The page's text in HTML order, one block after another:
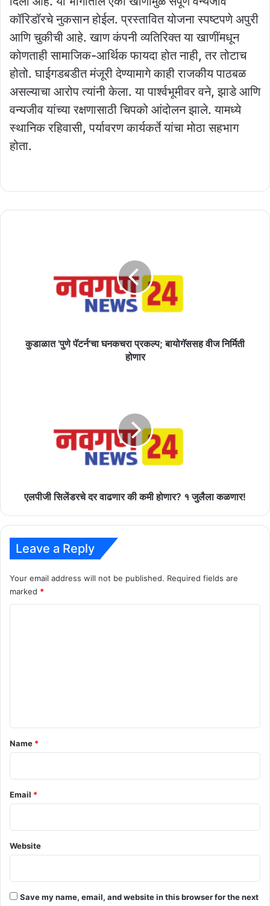
कॉरिडॉरचे नुकसान होईल. प्रस्तावित योजना स्पष्टपणे अपुरी
आणि चुकीची आहे. खाण कंपनी व्यतिरिक्त या खाणींमधून
कोणताही सामाजिक-आर्थिक फायदा होत नाही, तर तोटाच
होतो. घाईगडबडीत मंजूरी देण्यामागे काही राजकीय पाठबळ
असल्याचा आरोप त्यांनी केला. या पार्श्‍वभूमीवर वने, झाडे आणि
वन्यजीव यांच्या रक्षणासाठी चिपको आंदोलन झाले. यामध्ये
स्थानिक रहिवासी, पर्यावरण कार्यकर्ते यांचा मोठा सहभाग
होता.
कुडाळात 'पुणे पॅटर्न'चा घनकचरा प्रकल्प; बायोगॅससह वीज निर्मिती
होणार
कळणार!एलपीजी सिलेंडरचे दर वाढणार की कमी होणार? १ जुलैला कळणार!
Leave a Reply
Your email address will not be published. Required fields are
marked *
*
Name *
Email *
Website
Save my name, email, and website in this browser for the next